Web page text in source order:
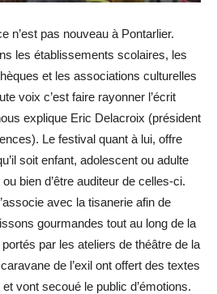
n’est pas nouveau à Pontarlier.
les établissements scolaires, les
et les associations culturelles
voix c’est faire rayonner l’écrit
explique Eric Delacroix (président
Le festival quant à lui, offre
soit enfant, adolescent ou adulte
bien d’être auditeur de celles-ci.
avec la tisanerie afin de
gourmandes tout au long de la
par les ateliers de théâtre de la
de l’exil ont offert des textes
vont secoué le public d’émotions.